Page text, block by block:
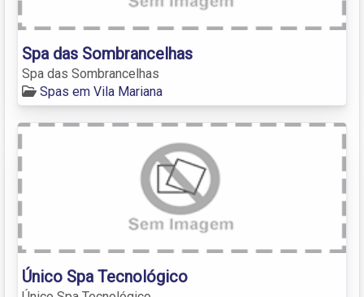
Spa das Sombrancelhas
Spa das Sombrancelhas
Spas em Vila Mariana
Único Spa Tecnológico